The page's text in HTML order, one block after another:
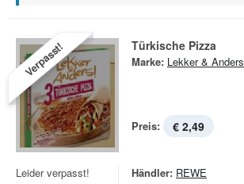
Verpasst! Türkische Pizza
Marke: Lekker & Anders
Preis: € 2,49
Leider verpasst!
Händler: REWE